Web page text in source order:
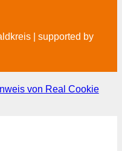
| supported by
von Real Cookie